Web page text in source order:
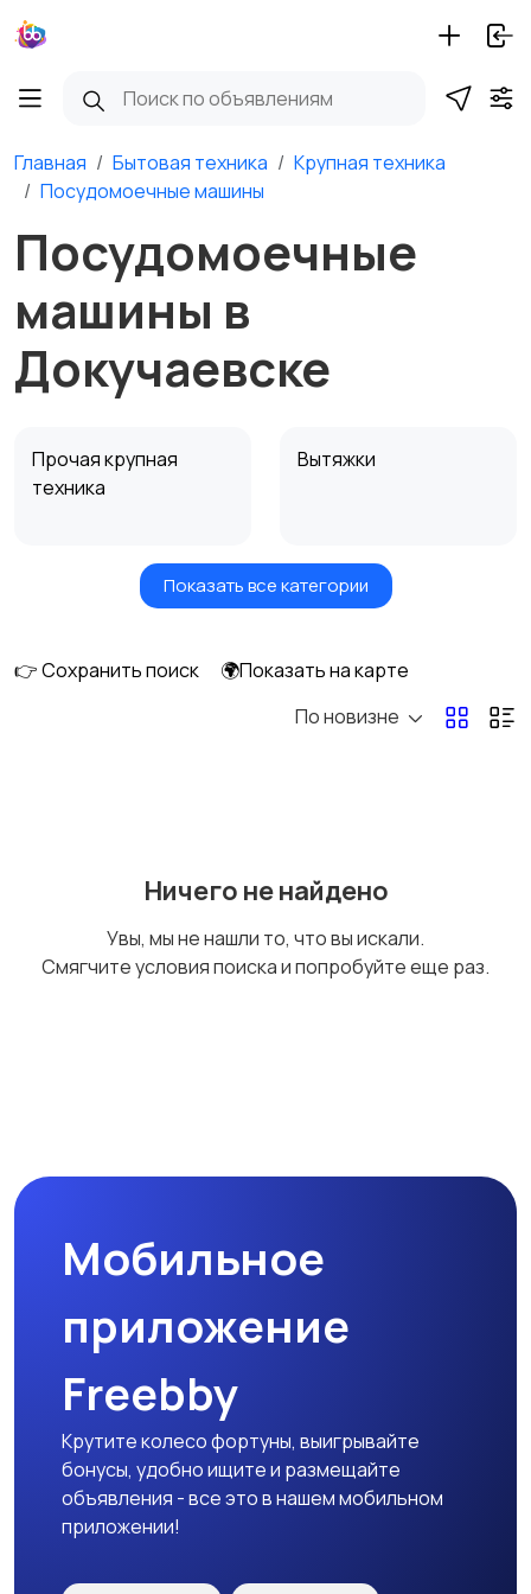
Главная Бытовая техника
Крупная техника
Посудомоечные машины
Посудомоечные
машины в
Докучаевске
Прочая крупная
техника
Вытяжки
Посудомоечные
Стиральные машины
Холодильники и
Показать все категории
👉 Сохранить поиск
🌍Показать на карте
По новизне
Ничего не найдено
Увы, мы не нашли то, что вы искали.
Смягчите условия поиска и попробуйте еще раз.
Мобильное
приложение
Freebby
Крутите колесо фортуны, выигрывайте
бонусы, удобно ищите и размещайте
объявления - все это в нашем мобильном
приложении!